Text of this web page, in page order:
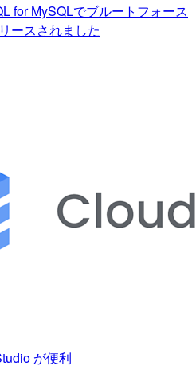
for MySQLでブルートフォース
ースされました
が便利